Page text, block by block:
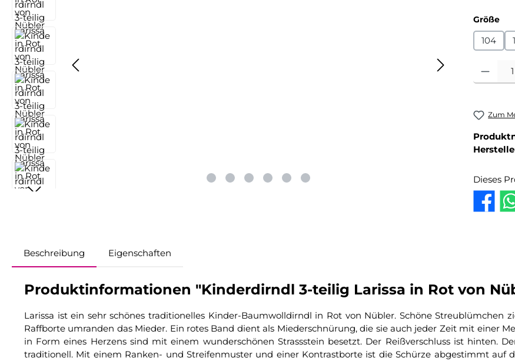
Größe
104
Produkt
Zum
Dieses
Beschreibung Eigenschaften
Produktinformationen "Kinderdirndl 3-teilig Larissa in Rot von
Larissa ist ein sehr schönes traditionelles Kinder-Baumwolldirndl in Rot von Nübler. Schöne
Raffborte umranden das Mieder. Ein rotes Band dient als Miederschnürung, die sie auch jeder Zeit mit einer
in Form eines Herzens sind mit einem wunderschönen Strassstein besetzt. Der Reißverschluss ist hinten.
traditionell. Mit einem Ranken- und Streifenmuster und einer Kontrastborte ist die Schürze abgestimmt auf